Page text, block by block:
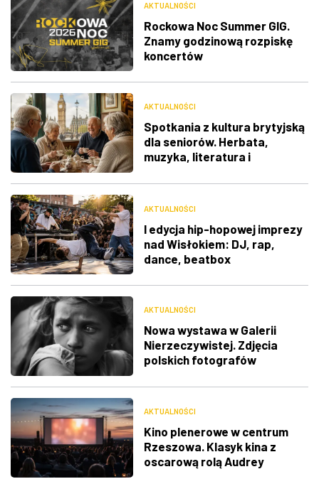
AKTUALNOŚCI
Rockowa Noc Summer GIG.
Znamy godzinową rozpiskę
koncertów
AKTUALNOŚCI
Spotkania z kultura brytyjską
dla seniorów. Herbata,
muzyka, literatura i
AKTUALNOŚCI
I edycja hip-hopowej imprezy
nad Wisłokiem: DJ, rap,
dance, beatbox
AKTUALNOŚCI
Nowa wystawa w Galerii
Nierzeczywistej. Zdjęcia
polskich fotografów
AKTUALNOŚCI
Kino plenerowe w centrum
Rzeszowa. Klasyk kina z
oscarową rolą Audrey